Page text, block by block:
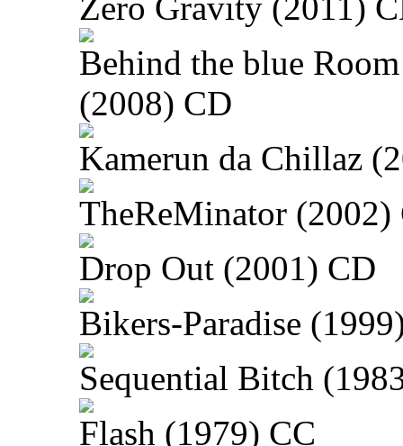
Zero Gravity (2011)
Behind the blue Room
(2008) CD
Kamerun da Chillaz
TheReMinator (2002)
Drop Out (2001) CD
Bikers-Paradise
Sequential Bitch
Flash (1979) CC